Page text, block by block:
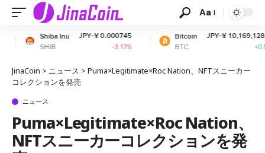
Aa
JPY-¥ 0.000745
-3.17%
Bitcoin
BTC
JPY-¥ 10,169,128.72
JinaCoin > ニュース > Puma×Legitimate×Roc Nation、NFTスニーカー
コレクションを発売
ニュース
Puma×Legitimate×Roc Nation、
NFTスニーカーコレクションを発